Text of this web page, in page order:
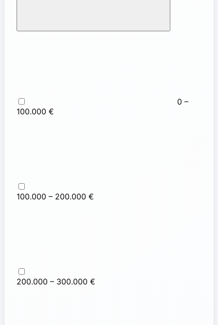
0 –
100.000 €
100.000 – 200.000 €
200.000 – 300.000 €